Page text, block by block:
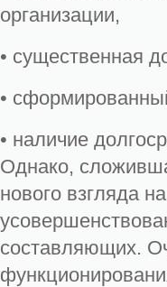
организации,
• существенная
•
• наличие
Однако,
нового взгляда
составляющих.